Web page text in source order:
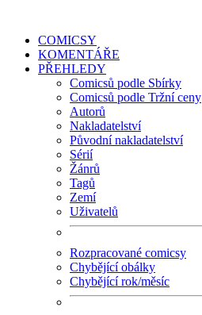
COMICSY
KOMENTÁŘE
PŘEHLEDY
Comicsů podle Sbírky
Comicsů podle Tržní ceny
Autorů
Nakladatelství
Původní nakladatelství
Sérií
Žánrů
Tagů
Zemí
Uživatelů
Rozpracované comicsy
Chybějící obálky
Chybějící rok/měsíc